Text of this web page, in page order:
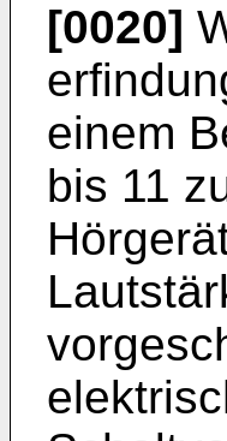
[0020]
einem
bis 11